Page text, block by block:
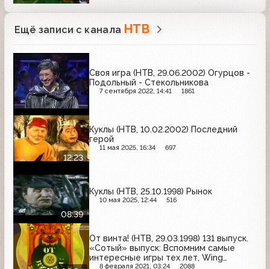
Ещё записи с канала НТВ
Своя игра (НТВ, 29.06.2002) Огурцов -
Подольный - Стекольникова
7 сентября 2022, 14:41 1861
12:23
Куклы (НТВ, 10.02.2002) Последний
герой
11 мая 2025, 16:34 697
08:39
Куклы (НТВ, 25.10.1998) Рынок
10 мая 2025, 12:44 516
От винта! (НТВ, 29.03.1998) 131 выпуск.
«Сотый» выпуск: Вспомним самые
интересные игры тех лет, Wing
8 февраля 2021, 03:24 2088